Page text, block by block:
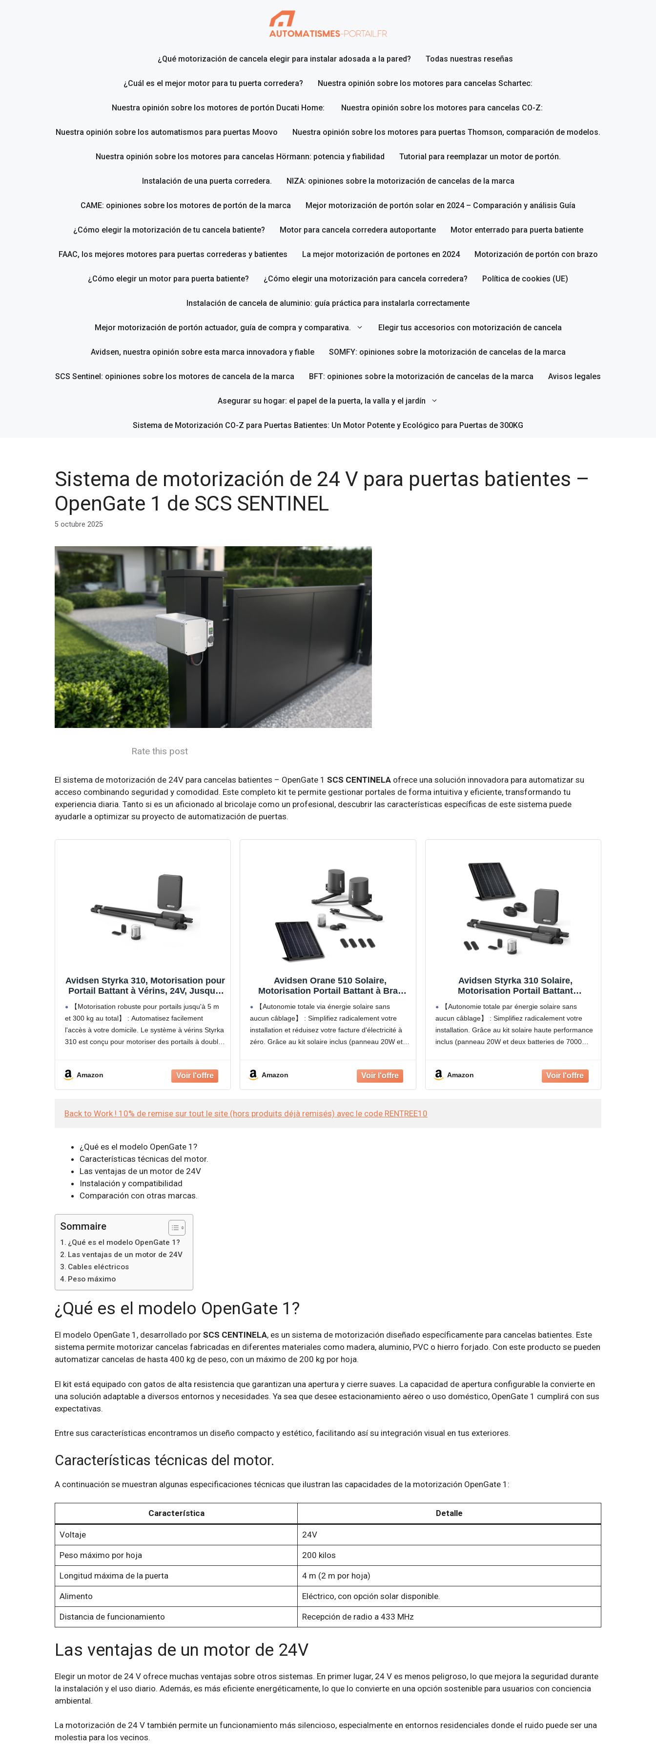
¿Qué motorización de cancela elegir para instalar adosada a la pared? Todas nuestras reseñas
¿Cuál es el mejor motor para tu puerta corredera? Nuestra opinión sobre los motores para cancelas Schartec:
Nuestra opinión sobre los motores de portón Ducati Home: Nuestra opinión sobre los motores para cancelas CO-Z:
Nuestra opinión sobre los automatismos para puertas Moovo Nuestra opinión sobre los motores para puertas Thomson, comparación de modelos.
Nuestra opinión sobre los motores para cancelas Hörmann: potencia y fiabilidad Tutorial para reemplazar un motor de portón.
Instalación de una puerta corredera. NIZA: opiniones sobre la motorización de cancelas de la marca
CAME: opiniones sobre los motores de portón de la marca Mejor motorización de portón solar en 2024 – Comparación y análisis Guía
¿Cómo elegir la motorización de tu cancela batiente? Motor para cancela corredera autoportante Motor enterrado para puerta batiente
FAAC, los mejores motores para puertas correderas y batientes La mejor motorización de portones en 2024 Motorización de portón con brazo
¿Cómo elegir un motor para puerta batiente? ¿Cómo elegir una motorización para cancela corredera? Política de cookies (UE)
Instalación de cancela de aluminio: guía práctica para instalarla correctamente
Mejor motorización de portón actuador, guía de compra y comparativa. Elegir tus accesorios con motorización de cancela
Avidsen, nuestra opinión sobre esta marca innovadora y fiable SOMFY: opiniones sobre la motorización de cancelas de la marca
SCS Sentinel: opiniones sobre los motores de cancela de la marca BFT: opiniones sobre la motorización de cancelas de la marca Avisos legales
Asegurar su hogar: el papel de la puerta, la valla y el jardín
Sistema de Motorización CO-Z para Puertas Batientes: Un Motor Potente y Ecológico para Puertas de 300KG
Sistema de motorización de 24 V para puertas batientes –
OpenGate 1 de SCS SENTINEL
5 octubre 2025
Rate this post
El sistema de motorización de 24V para cancelas batientes – OpenGate 1 SCS CENTINELA ofrece una solución innovadora para automatizar su
acceso combinando seguridad y comodidad. Este completo kit te permite gestionar portales de forma intuitiva y eficiente, transformando tu
experiencia diaria. Tanto si es un aficionado al bricolaje como un profesional, descubrir las características específicas de este sistema puede
ayudarle a optimizar su proyecto de automatización de puertas.
Avidsen Styrka 310, Motorisation pour
Portail Battant à Vérins, 24V, Jusqu'à
5m et 300kg au total, Automatisme de
Portail Électrique, Arrêt sur Obstacle,
2 Télécommandes
【Motorisation robuste pour portails jusqu'à 5 m
et 300 kg au total】 : Automatisez facilement
l'accès à votre domicile. Le système à vérins Styrka
310 est conçu pour motoriser des portails à double
Amazon
Avidsen Orane 510 Solaire,
Motorisation Portail Battant à Bras
Articulés, Kit Automatisme Complet
100% Solaire, 5m et 500kg, sans Fil, 4
Télécommandes, Photocellules,
Économie d'Énergie, Gris, Durable
【Autonomie totale via énergie solaire sans
aucun câblage】 : Simplifiez radicalement votre
installation et réduisez votre facture d'électricité à
zéro. Grâce au kit solaire inclus (panneau 20W et 2
Amazon
Avidsen Styrka 310 Solaire,
Motorisation Portail Battant
Solaire Complet, 5m et 300kg, Sans
Fil, 4 Télécommandes, Économie
d'Énergie, Installation DIY, Gris
【Autonomie totale par énergie solaire sans
aucun câblage】 : Simplifiez radicalement votre
installation. Grâce au kit solaire haute performance
inclus (panneau 20W et deux batteries de 7000
Amazon
Back to Work ! 10% de remise sur tout le site (hors produits déjà remisés) avec le code RENTREE10
¿Qué es el modelo OpenGate 1?
Características técnicas del motor.
Las ventajas de un motor de 24V
Instalación y compatibilidad
Comparación con otras marcas.
Sommaire
¿Qué es el modelo OpenGate 1?
Las ventajas de un motor de 24V
Cables eléctricos
Peso máximo
¿Qué es el modelo OpenGate 1?
El modelo OpenGate 1, desarrollado por SCS CENTINELA, es un sistema de motorización diseñado específicamente para cancelas batientes. Este
sistema permite motorizar cancelas fabricadas en diferentes materiales como madera, aluminio, PVC o hierro forjado. Con este producto se pueden
automatizar cancelas de hasta 400 kg de peso, con un máximo de 200 kg por hoja.
El kit está equipado con gatos de alta resistencia que garantizan una apertura y cierre suaves. La capacidad de apertura configurable la convierte en
una solución adaptable a diversos entornos y necesidades. Ya sea que desee estacionamiento aéreo o uso doméstico, OpenGate 1 cumplirá con sus
expectativas.
Entre sus características encontramos un diseño compacto y estético, facilitando así su integración visual en tus exteriores.
Características técnicas del motor.
A continuación se muestran algunas especificaciones técnicas que ilustran las capacidades de la motorización OpenGate 1:
Característica Detalle
Voltaje 24V
Peso máximo por hoja 200 kilos
Longitud máxima de la puerta 4 m (2 m por hoja)
Alimento Eléctrico, con opción solar disponible.
Distancia de funcionamiento Recepción de radio a 433 MHz
Las ventajas de un motor de 24V
Elegir un motor de 24 V ofrece muchas ventajas sobre otros sistemas. En primer lugar, 24 V es menos peligroso, lo que mejora la seguridad durante
la instalación y el uso diario. Además, es más eficiente energéticamente, lo que lo convierte en una opción sostenible para usuarios con conciencia
ambiental.
La motorización de 24 V también permite un funcionamiento más silencioso, especialmente en entornos residenciales donde el ruido puede ser una
molestia para los vecinos.